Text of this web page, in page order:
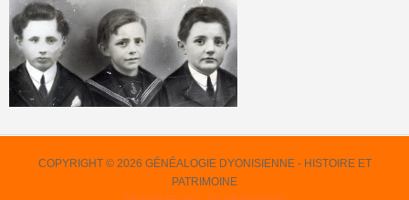
COPYRIGHT © 2026 GÉNÉALOGIE DYONISIENNE - HISTOIRE ET
PATRIMOINE